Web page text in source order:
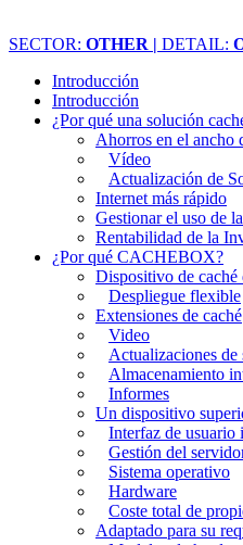
SECTOR: OTHER | DETAIL:
Introducción
Introducción
¿Por qué una solución
Ahorros en el ancho
Vídeo
Actualización de
Internet más rápido
Gestionar el uso de
Rentabilidad de la
¿Por qué CACHEBOX?
Dispositivo de
Despliegue flexible
Extensiones de caché
Video
Actualizaciones de
Almacenamiento
Informes
Un dispositivo
Interfaz de usuario
Gestión del
Sistema operativo
Hardware
Coste total de
Adaptado para su